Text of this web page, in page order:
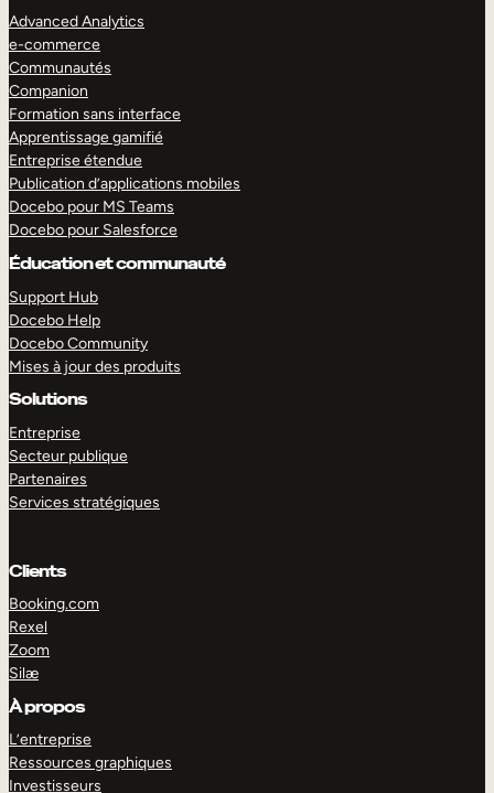
Advanced Analytics
e-commerce
Communautés
Companion
Formation sans interface
Apprentissage gamifié
Entreprise étendue
Publication d’applications mobiles
Docebo pour MS Teams
Docebo pour Salesforce
Éducation et communauté
Support Hub
Docebo Help
Docebo Community
Mises à jour des produits
Solutions
Entreprise
Secteur publique
Partenaires
Services stratégiques
Clients
Booking.com
Rexel
Zoom
Silæ
À propos
L’entreprise
Ressources graphiques
Investisseurs